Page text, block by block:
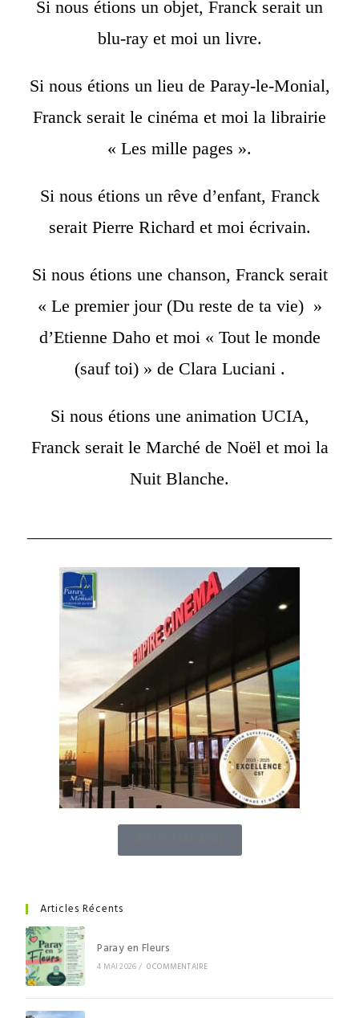
Si nous étions un objet, Franck serait un
blu-ray et moi un livre.
Si nous étions un lieu de Paray-le-Monial,
Franck serait le cinéma et moi la librairie
« Les mille pages ».
Si nous étions un rêve d’enfant, Franck
serait Pierre Richard et moi écrivain.
Si nous étions une chanson, Franck serait
« Le premier jour (Du reste de ta vie) »
d’Etienne Daho et moi « Tout le monde
(sauf toi) » de Clara Luciani .
Si nous étions une animation UCIA,
Franck serait le Marché de Noël et moi la
Nuit Blanche.
Articles Récents
Paray en Fleurs
4 MAI 2026 / 0 COMMENTAIRE